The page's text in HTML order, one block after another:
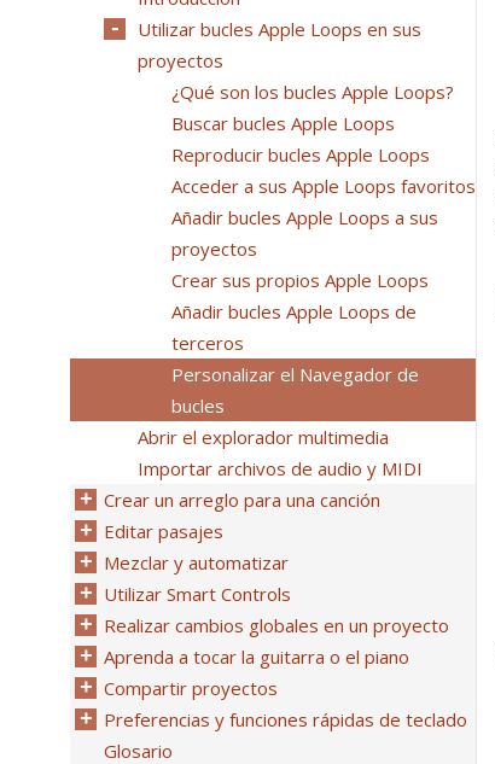
Utilizar bucles Apple Loops en sus
proyectos
¿Qué son los bucles Apple Loops?
Buscar bucles Apple Loops
Reproducir bucles Apple Loops
Acceder a sus Apple Loops favoritos
Añadir bucles Apple Loops a sus
proyectos
Crear sus propios Apple Loops
Añadir bucles Apple Loops de
terceros
Personalizar el Navegador de
bucles
Abrir el explorador multimedia
Importar archivos de audio y MIDI
Crear un arreglo para una canción
Editar pasajes
Mezclar y automatizar
Utilizar Smart Controls
Realizar cambios globales en un proyecto
Aprenda a tocar la guitarra o el piano
Compartir proyectos
Preferencias y funciones rápidas de teclado
Glosario